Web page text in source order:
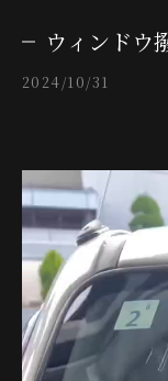
ウィンドウ
2024/10/31